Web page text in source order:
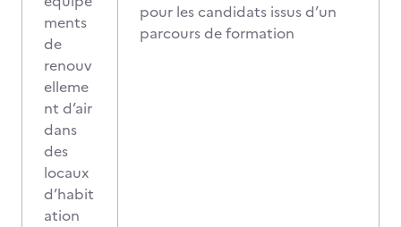
ments
de
renouv
elleme
nt d’air
dans
des
locaux
d’habit
ation
pour les candidats issus d’un
parcours de formation